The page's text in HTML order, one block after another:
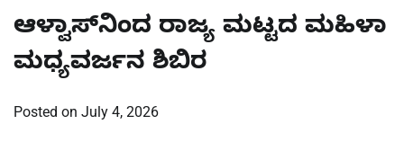
ಆಳ್ವಾಸ್‍ನಿಂದ ರಾಜ್ಯ ಮಟ್ಟದ ಮಹಿಳಾ
ಮಧ್ಯವರ್ಜನ ಶಿಬಿರ
Posted on July 4, 2026